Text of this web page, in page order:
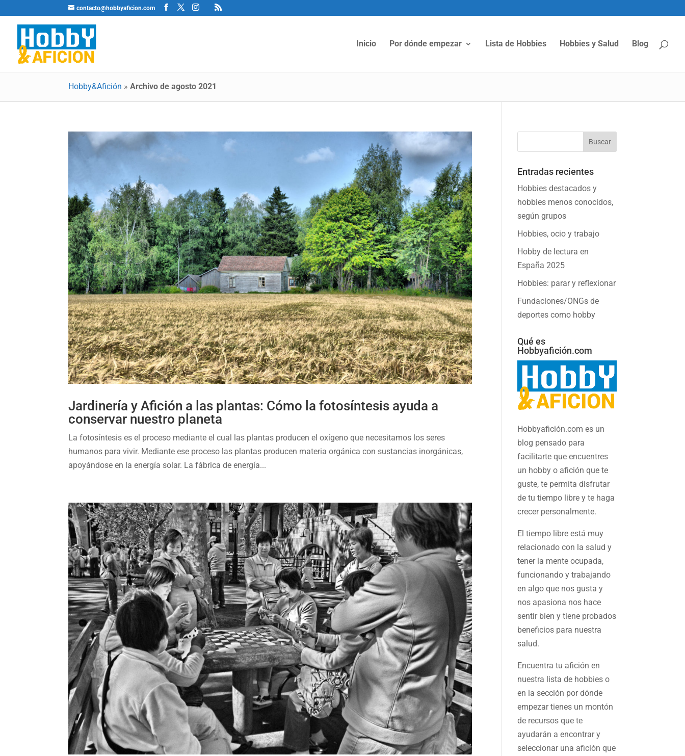
contacto@hobbyaficion.com
Hobby&Afición »Archivo de agosto 2021
Inicio Por dónde empezar Lista de Hobbies Hobbies y Salud Blog
Jardinería y Afición a las plantas: Cómo la fotosíntesis ayuda a
conservar nuestro planeta
La fotosíntesis es el proceso mediante el cual las plantas producen el oxígeno que necesitamos los seres
humanos para vivir. Mediante ese proceso las plantas producen materia orgánica con sustancias inorgánicas,
apoyándose en la energía solar. La fábrica de energía...
Entradas recientes
Hobbies destacados y
hobbies menos conocidos,
según grupos
Hobbies, ocio y trabajo
Hobby de lectura en
España 2025
Hobbies: parar y reflexionar
Fundaciones/ONGs de
deportes como hobby
Qué es
Hobbyafición.com
Hobbyafición.com es un
blog pensado para
facilitarte que encuentres
un hobby o afición que te
guste, te permita disfrutar
de tu tiempo libre y te haga
crecer personalmente.
El tiempo libre está muy
relacionado con la salud y
tener la mente ocupada,
funcionando y trabajando
en algo que nos gusta y
nos apasiona nos hace
sentir bien y tiene probados
beneficios para nuestra
salud.
Encuentra tu afición en
nuestra lista de hobbies o
en la sección por dónde
empezar tienes un montón
de recursos que te
ayudarán aencontrar y
seleccionar una afición que